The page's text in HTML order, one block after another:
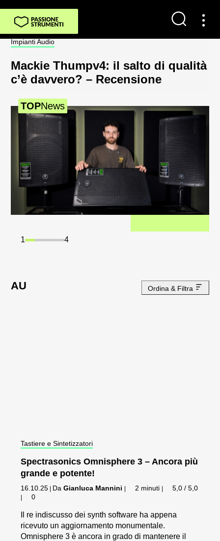
Impianti Audio
Mackie Thumpv4: il salto di qualità
c’è davvero? – Recensione
TOPNews
1 4
AU Ordina & Filtra
Tastiere e Sintetizzatori
Spectrasonics Omnisphere 3 – Ancora più
grande e potente!
16.10.25 | DaGianluca Mannini | 2 minuti | 5,0 / 5,0
| 0
Il re indiscusso dei synth software ha appena
ricevuto un aggiornamento monumentale.
Omnisphere 3 è ancora in grado di mantenere il